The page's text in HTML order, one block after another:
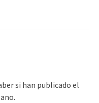
si han publicado el